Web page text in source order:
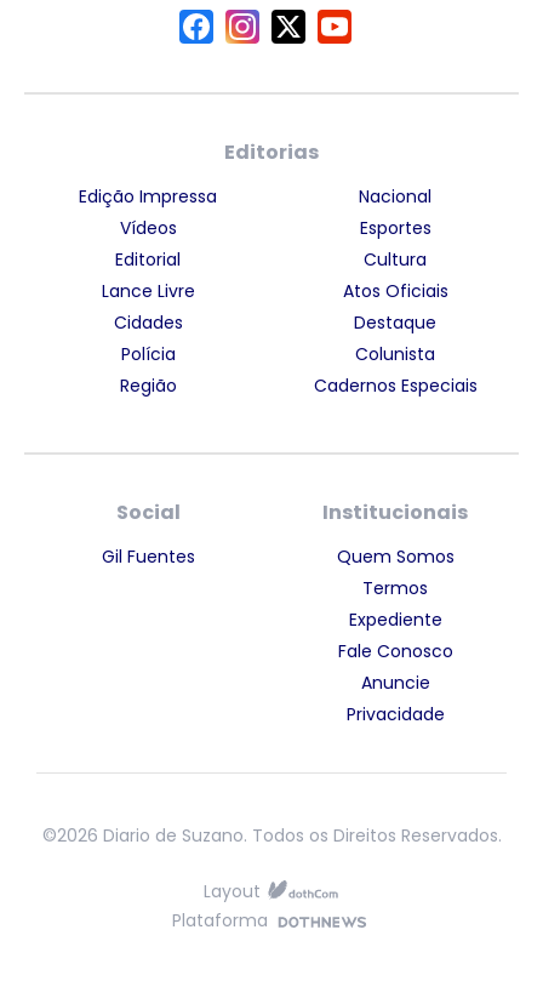
Editorias
Edição Impressa
Vídeos
Editorial
Lance Livre
Cidades
Polícia
Região
Nacional
Esportes
Cultura
Atos Oficiais
Destaque
Colunista
Cadernos Especiais
Social
Gil Fuentes
Institucionais
Quem Somos
Termos
Expediente
Fale Conosco
Anuncie
Privacidade
©2026 Diario de Suzano. Todos os Direitos Reservados.
Layout
Plataforma